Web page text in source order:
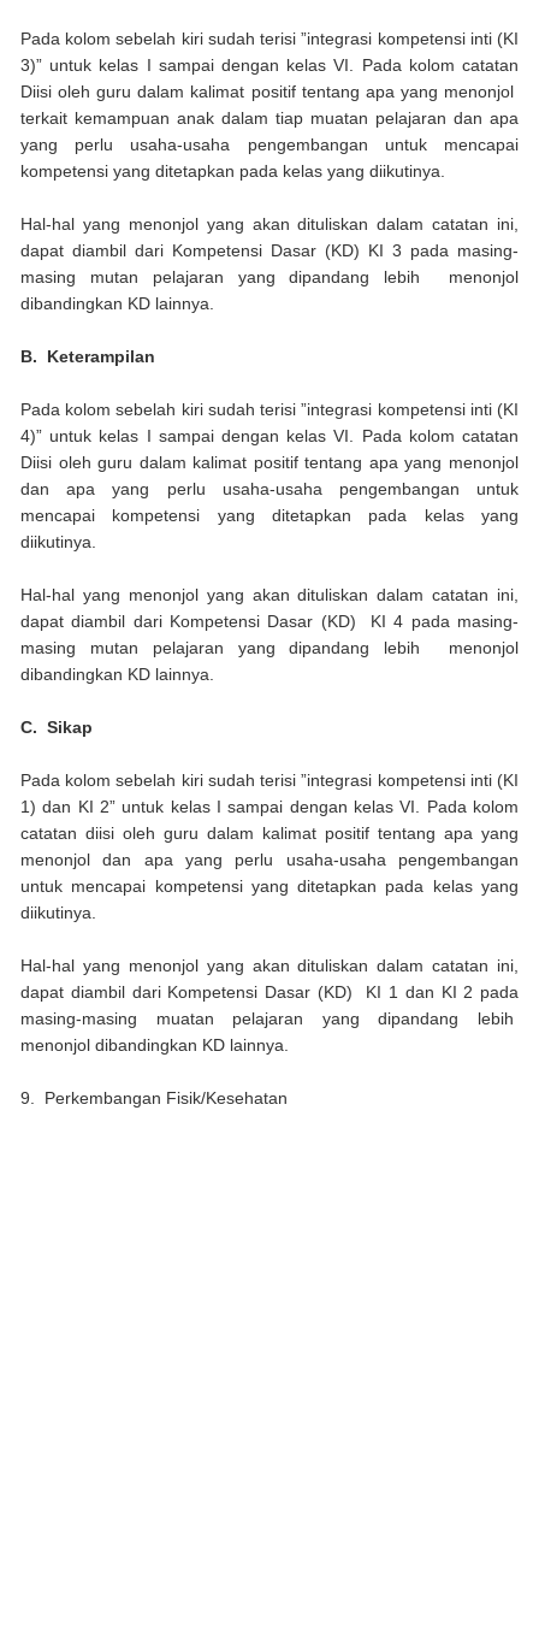
Pada kolom sebelah kiri sudah terisi ”integrasi kompetensi inti (KI
3)” untuk kelas I sampai dengan kelas VI. Pada kolom catatan
Diisi oleh guru dalam kalimat positif tentang apa yang menonjol
terkait kemampuan anak dalam tiap muatan pelajaran dan apa
yang perlu usaha-usaha pengembangan untuk mencapai
kompetensi yang ditetapkan pada kelas yang diikutinya.
Hal-hal yang menonjol yang akan dituliskan dalam catatan ini,
dapat diambil dari Kompetensi Dasar (KD) KI 3 pada masing-
masing mutan pelajaran yang dipandang lebih menonjol
dibandingkan KD lainnya.
B. Keterampilan
Pada kolom sebelah kiri sudah terisi ”integrasi kompetensi inti (KI
4)” untuk kelas I sampai dengan kelas VI. Pada kolom catatan
Diisi oleh guru dalam kalimat positif tentang apa yang menonjol
dan apa yang perlu usaha-usaha pengembangan untuk
mencapai kompetensi yang ditetapkan pada kelas yang
diikutinya.
Hal-hal yang menonjol yang akan dituliskan dalam catatan ini,
dapat diambil dari Kompetensi Dasar (KD) KI 4 pada masing-
masing mutan pelajaran yang dipandang lebih menonjol
dibandingkan KD lainnya.
C. Sikap
Pada kolom sebelah kiri sudah terisi ”integrasi kompetensi inti (KI
1) dan KI 2” untuk kelas I sampai dengan kelas VI. Pada kolom
catatan diisi oleh guru dalam kalimat positif tentang apa yang
menonjol dan apa yang perlu usaha-usaha pengembangan
untuk mencapai kompetensi yang ditetapkan pada kelas yang
diikutinya.
Hal-hal yang menonjol yang akan dituliskan dalam catatan ini,
dapat diambil dari Kompetensi Dasar (KD) KI 1 dan KI 2 pada
masing-masing muatan pelajaran yang dipandang lebih
menonjol dibandingkan KD lainnya.
9. Perkembangan Fisik/Kesehatan